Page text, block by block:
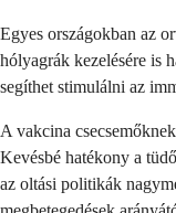
Egyes országokban az
hólyagrák kezelésére is
segíthet stimulálni az
A vakcina
Kevésbé hatékony a
az oltási politikák